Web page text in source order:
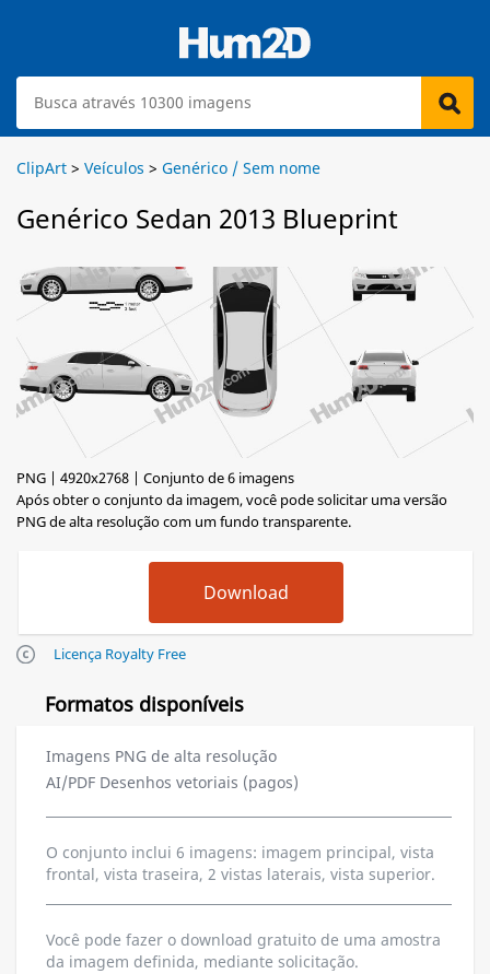
ClipArt > Veículos > Genérico / Sem nome
Genérico Sedan 2013 Blueprint
PNG | 4920x2768 | Conjunto de 6 imagens
Após obter o conjunto da imagem, você pode solicitar uma versão
PNG de alta resolução com um fundo transparente.
Licença Royalty Free
Formatos disponíveis
Imagens PNG de alta resolução
AI/PDF Desenhos vetoriais (pagos)
O conjunto inclui 6 imagens: imagem principal, vista
frontal, vista traseira, 2 vistas laterais, vista superior.
Você pode fazer o download gratuito de uma amostra
da imagem definida, mediante solicitação.